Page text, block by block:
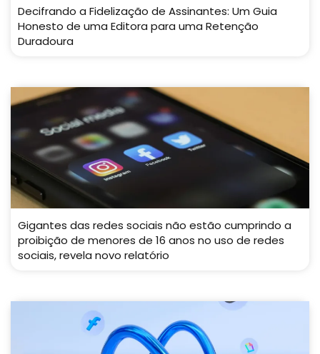
Decifrando a Fidelização de Assinantes: Um Guia
Honesto de uma Editora para uma Retenção
Duradoura
Gigantes das redes sociais não estão cumprindo a
proibição de menores de 16 anos no uso de redes
sociais, revela novo relatório